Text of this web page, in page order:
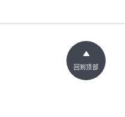
回到顶部